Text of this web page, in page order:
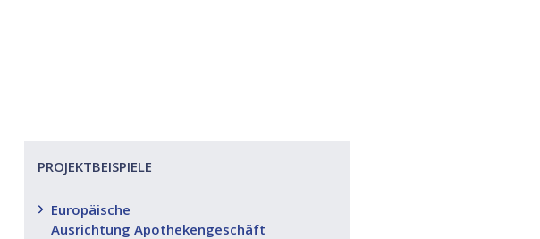
PROJEKTBEISPIELE
Europäische
Ausrichtung Apothekengeschäft